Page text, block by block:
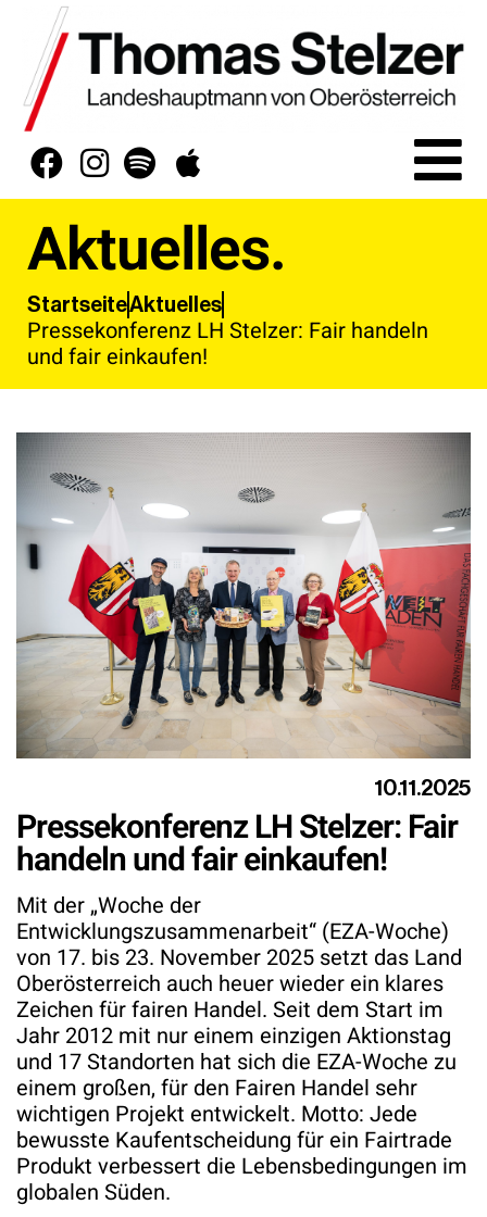
Aktuelles.
StartseiteAktuelles
Pressekonferenz LH Stelzer: Fair handeln
und fair einkaufen!
10.11.2025
Pressekonferenz LH Stelzer: Fair
handeln und fair einkaufen!
Mit der „Woche der
Entwicklungszusammenarbeit“ (EZA-Woche)
von 17. bis 23. November 2025 setzt das Land
Oberösterreich auch heuer wieder ein klares
Zeichen für fairen Handel. Seit dem Start im
Jahr 2012 mit nur einem einzigen Aktionstag
und 17 Standorten hat sich die EZA-Woche zu
einem großen, für den Fairen Handel sehr
wichtigen Projekt entwickelt. Motto: Jede
bewusste Kaufentscheidung für ein Fairtrade
Produkt verbessert die Lebensbedingungen im
globalen Süden.